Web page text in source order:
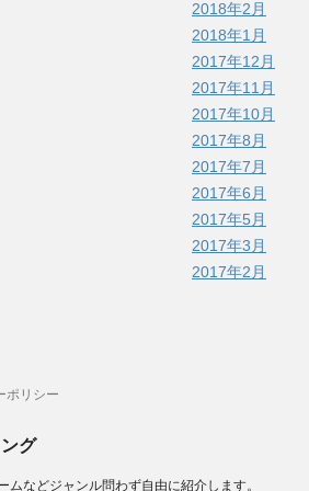
2018年2月
2018年1月
2017年12月
2017年11月
2017年10月
2017年8月
2017年7月
2017年6月
2017年5月
2017年3月
2017年2月
ポリシー
グ
などジャンル問わず自由に紹介します。